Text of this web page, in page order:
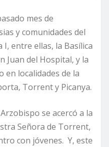
mes de
y comunidades del
I, entre ellas, la Basílica
Juan del Hospital, y la
en localidades de la
Torrent y Picanya.
se acercó a la
Señora de Torrent,
con jóvenes. Y, este